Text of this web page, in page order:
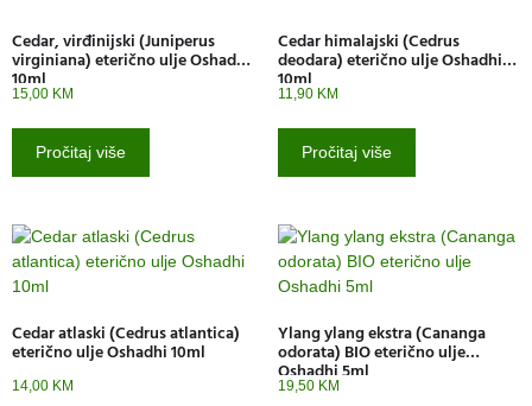
Cedar, virđinijski (Juniperus
virginiana) eterično ulje Oshadhi
10ml
15,00 KM
Pročitaj više
Cedar himalajski (Cedrus
deodara) eterično ulje Oshadhi
10ml
11,90 KM
Pročitaj više
Cedar atlaski (Cedrus atlantica)
eterično ulje Oshadhi 10ml
14,00 KM
Ylang ylang ekstra (Cananga
odorata) BIO eterično ulje
Oshadhi 5ml
19,50 KM